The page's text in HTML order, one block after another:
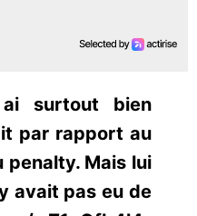
surtout bien
par rapport au
penalty. Mais lui
avait pas eu de